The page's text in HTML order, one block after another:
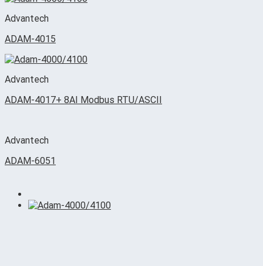
Advantech
ADAM-4015
Advantech
ADAM-4017+ 8AI Modbus RTU/ASCII
Advantech
ADAM-6051